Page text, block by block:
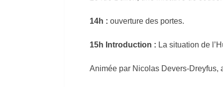
14h : ouverture des portes.
15h Introduction : La situation de
Animée par Nicolas Devers-Dreyfus,